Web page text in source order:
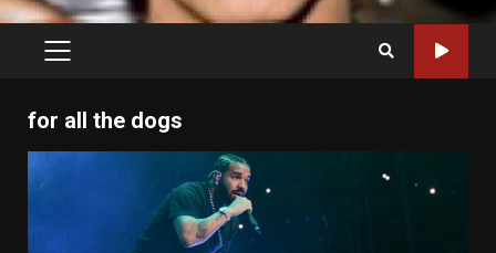
PRIMARY
for all the dogs